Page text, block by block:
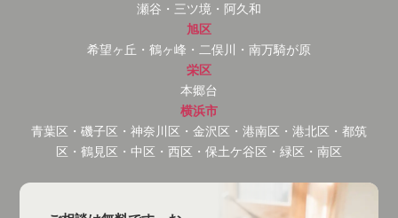
瀬谷・三ツ境・阿久和
旭区
希望ヶ丘・鶴ヶ峰・二俣川・南万騎が原
栄区
本郷台
横浜市
青葉区・磯子区・神奈川区・金沢区・港南区・港北区・都筑
区・鶴見区・中区・西区・保土ケ谷区・緑区・南区